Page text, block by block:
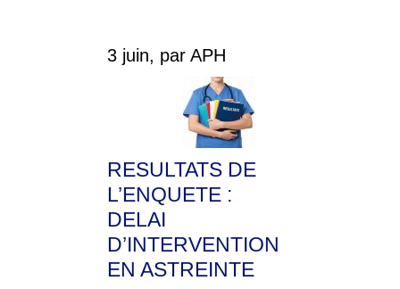
3 juin, par APH
RESULTATS DE
L’ENQUETE :
DELAI
D’INTERVENTION
EN ASTREINTE